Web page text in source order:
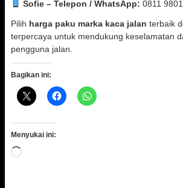
Sofie – Telepon / WhatsApp: 0811
Pilih harga paku marka kaca jalan terbaik
terpercaya untuk mendukung keselamatan
pengguna jalan.
Bagikan ini:
Menyukai ini:
Memuat...